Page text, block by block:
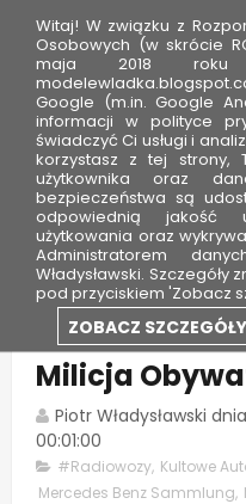
a
Mercedes-
Milicja
Piotr Władysławski dnia
00:01:00
#Radiowozy, Kultowe
Mercedes Benz Sammlung,
Witaj! W związku z
Osobowych (w skrócie
maja 2018 roku
Google (m.in. Google
informacji w polityce
świadczyć Ci usługi i
korzystasz z tej strony,
użytkownika oraz
bezpieczeństwa są
odpowiednią jakość
użytkowania oraz
Administratorem
Władysławski.
pod przyciskiem 'Zobacz
ZOBACZ SZCZEGÓŁY